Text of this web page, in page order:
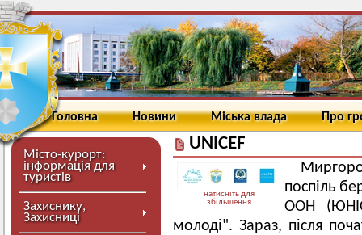
Головна Новини Міська влада Про
Місто-курорт:
інформація для
туристів
Захиснику,
Захисниці
UNICEF
натисніть для
збільшення
поспіль
ООН
молоді". Зараз, після